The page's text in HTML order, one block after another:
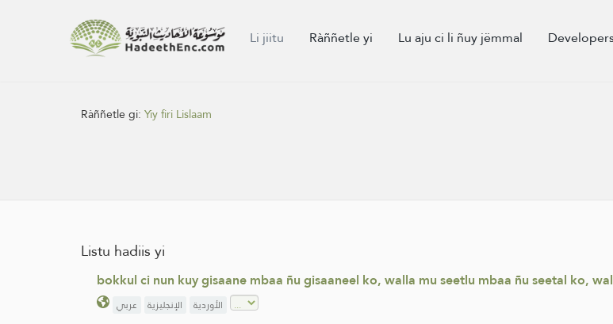
Li jiitu Ràññetle yi Lu aju ci li ñuy jëmmal
Ràññetle gi:Yiy firi Lislaam
Listu hadiis yi
bokkul ci nun kuy gisaane mbaa ñu gisaaneel ko, walla mu seetlu mbaa ñu seetal ko,
عربي الإنجليزية الأوردية